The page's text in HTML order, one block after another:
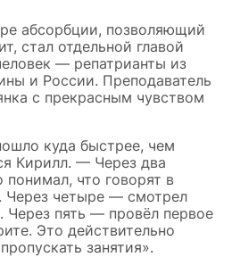
абсорбции, позволяющий
стал отдельной главой
— репатрианты из
и России. Преподаватель
с прекрасным чувством
куда быстрее, чем
Кирилл. — Через два
что говорят в
Через четыре — смотрел
Через пять — провёл первое
Это действительно
занятия».